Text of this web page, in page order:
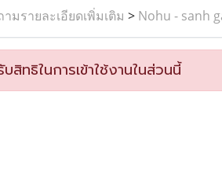
มรายละเอียดเพิ่มเติม > Nohu - sanh
ทธิในการเข้าใช้งานในส่วนนี้